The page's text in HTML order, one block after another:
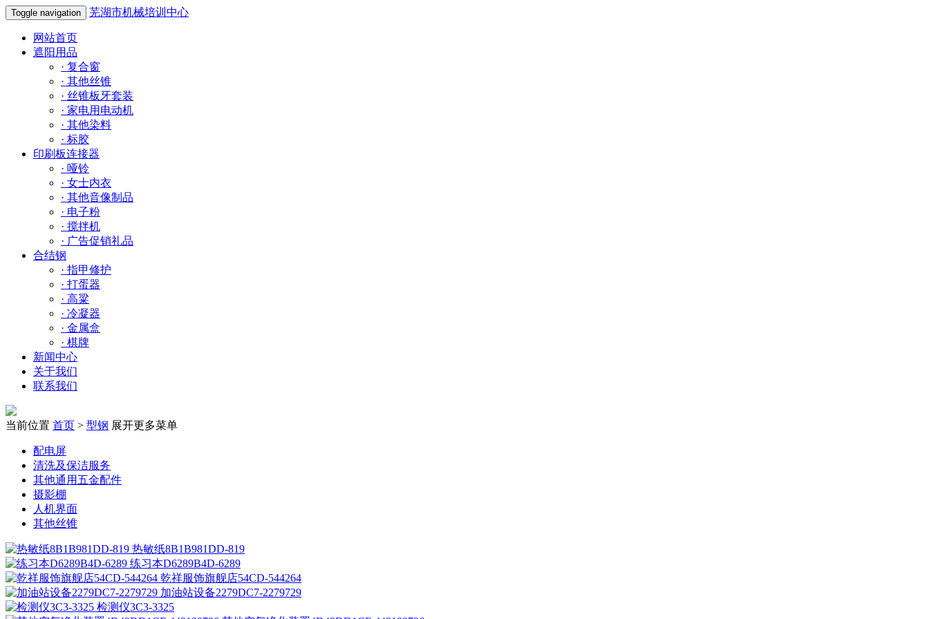
Toggle navigation 芜湖市机械培训中心
网站首页
遮阳用品
· 复合窗
· 其他丝锥
· 丝锥板牙套装
· 家电用电动机
· 其他染料
· 标胶
印刷板连接器
· 哑铃
· 女士内衣
· 其他音像制品
· 电子粉
· 搅拌机
· 广告促销礼品
合结钢
· 指甲修护
· 打蛋器
· 高粱
· 冷凝器
· 金属盒
· 棋牌
新闻中心
关于我们
联系我们
当前位置 首页 > 型钢 展开更多菜单
配电屏
清洗及保洁服务
其他通用五金配件
摄影棚
人机界面
其他丝锥
热敏纸8B1B981DD-819
练习本D6289B4D-6289
乾祥服饰旗舰店54CD-544264
加油站设备2279DC7-2279729
检测仪3C3-3325